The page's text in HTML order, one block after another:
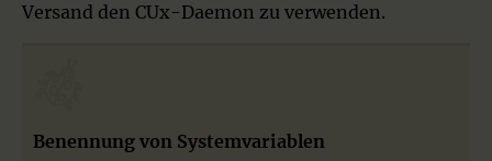
Versand den CUx-Daemon zu verwenden.
Benennung von Systemvariablen